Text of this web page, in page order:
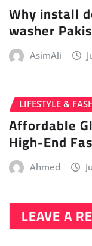
Why install
washer
AsimAli
LIFESTYLE &
Affordable
High-End
Ahmed
LEAVE A